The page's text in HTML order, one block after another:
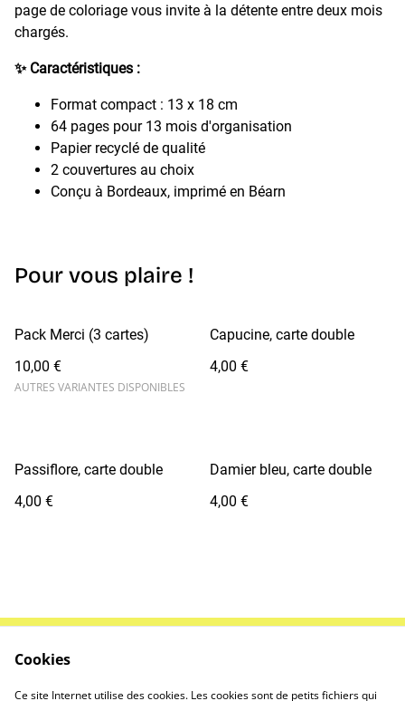
page de coloriage vous invite à la détente entre deux mois
chargés.
✨ Caractéristiques :
Format compact : 13 x 18 cm
64 pages pour 13 mois d'organisation
Papier recyclé de qualité
2 couvertures au choix
Conçu à Bordeaux, imprimé en Béarn
Pour vous plaire !
Pack Merci (3 cartes)
10,00 €
AUTRES VARIANTES DISPONIBLES
Capucine, carte double
4,00 €
Passiflore, carte double
4,00 €
Damier bleu, carte double
4,00 €
Politique de
Politique de cookies
Cookies
Ce site Internet utilise des cookies. Les cookies sont de petits fichiers qui